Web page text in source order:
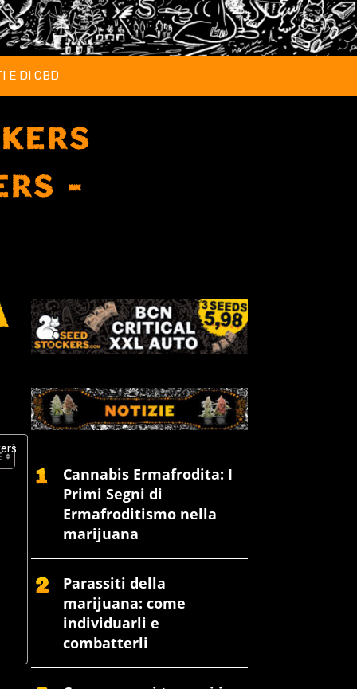
E DI CBD
Cannabis Ermafrodita: I
Primi Segni di
Ermafroditismo nella
marijuana
Parassiti della
marijuana: come
individuarli e
combatterli